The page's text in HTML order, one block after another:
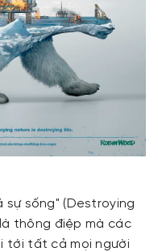
sự sống" (Destroying
thông điệp mà các
tới tất cả mọi người